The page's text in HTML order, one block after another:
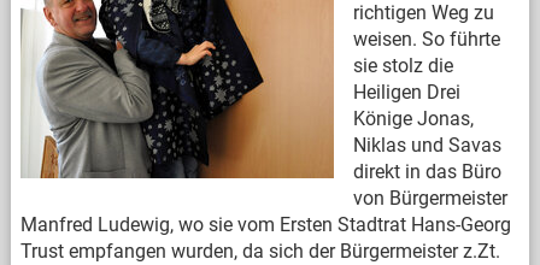
richtigen Weg zu
weisen. So führte
sie stolz die
Heiligen Drei
Könige Jonas,
Niklas und Savas
direkt in das Büro
von Bürgermeister
Manfred Ludewig, wo sie vom Ersten Stadtrat Hans-Georg
Trust empfangen wurden, da sich der Bürgermeister z.Zt.